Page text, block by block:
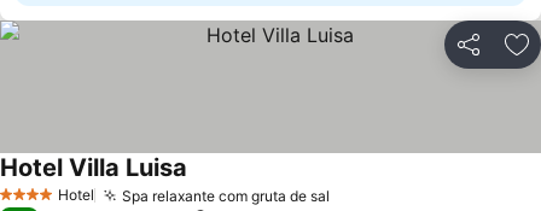
Partilhar
4 EstrelasHotel Spa relaxante com gruta de sal
Hotel Villa Luisa